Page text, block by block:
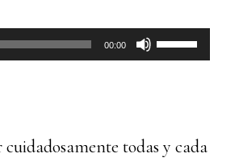
00:00
Utiliza
las
flecha
cuidadosamente todas y cada